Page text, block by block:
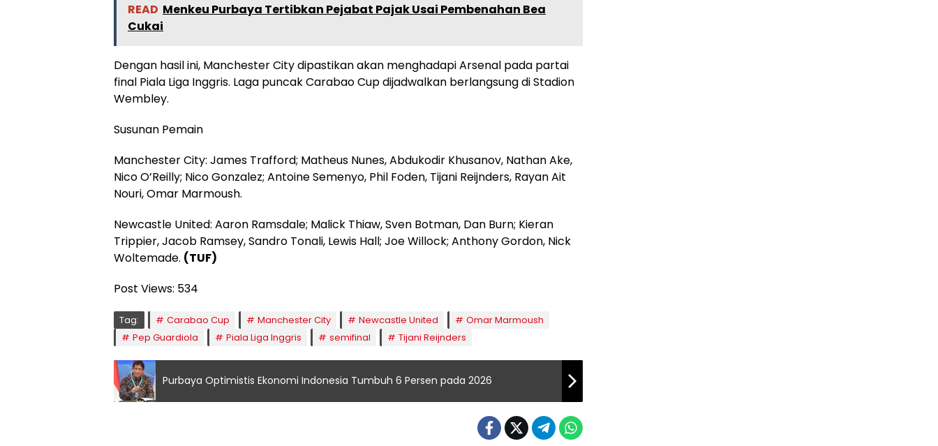
READ Menkeu Purbaya Tertibkan Pejabat Pajak Usai Pembenahan Bea
Cukai
Dengan hasil ini, Manchester City dipastikan akan menghadapi Arsenal pada partai
final Piala Liga Inggris. Laga puncak Carabao Cup dijadwalkan berlangsung di Stadion
Wembley.
Susunan Pemain
Manchester City: James Trafford; Matheus Nunes, Abdukodir Khusanov, Nathan Ake,
Nico O’Reilly; Nico Gonzalez; Antoine Semenyo, Phil Foden, Tijani Reijnders, Rayan Ait
Nouri, Omar Marmoush.
Newcastle United: Aaron Ramsdale; Malick Thiaw, Sven Botman, Dan Burn; Kieran
Trippier, Jacob Ramsey, Sandro Tonali, Lewis Hall; Joe Willock; Anthony Gordon, Nick
Woltemade. (TUF)
Post Views: 534
Tag: Carabao Cup Manchester City Newcastle United
Omar Marmoush
Pep Guardiola
Piala Liga Inggris semifinal Tijani Reijnders
Purbaya Optimistis Ekonomi Indonesia Tumbuh 6 Persen pada 2026